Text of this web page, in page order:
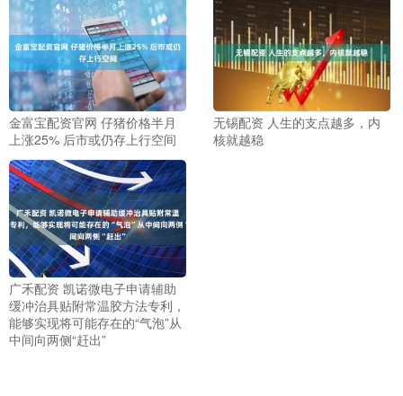
金富宝配资官网 仔猪价格半月
上涨25% 后市或仍存上行空间
无锡配资 人生的支点越多，内
核就越稳
广禾配资 凯诺微电子申请辅助
缓冲治具贴附常温胶方法专利，
能够实现将可能存在的“气泡”从
中间向两侧“赶出”